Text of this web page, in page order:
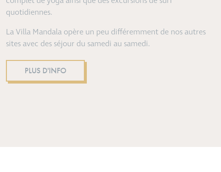
quotidiennes.
La Villa Mandala opère un peu différemment de nos autres
sites avec des séjour du samedi au samedi.
PLUS D'INFO